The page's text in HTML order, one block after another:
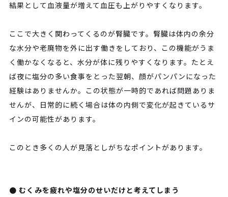
結果として血液量が増えて血圧も上がりやすくなります。
ここで大きく関わってくるのが腎臓です。腎臓は体内の余分
な水分や老廃物を外に出す働きをしており、この機能がうま
く働かなくなると、水分が体に残りやすくなります。たとえ
ば夜に塩分の多い食事をとった翌朝、顔がパンパンになった
経験はありませんか。この状態が一時的であれば問題ありま
せんが、日常的に続く場合は体の内側で変化が起きているサ
インの可能性があります。
このとき多くの人が見落としがちなポイントがあります。
● むくみを疲れや塩分のせいだけと考えてしまう